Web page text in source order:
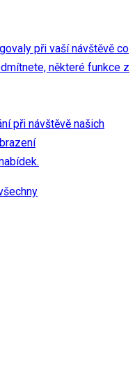
při vaší návštěvě co
některé funkce z
při návštěvě našich